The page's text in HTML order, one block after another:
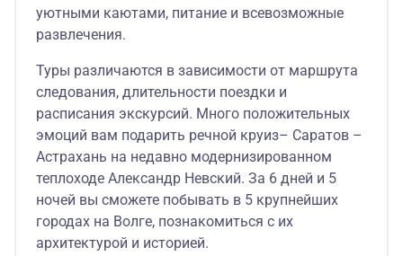
уютными каютами, питание и всевозможные
развлечения.
Туры различаются в зависимости от маршрута
следования, длительности поездки и
расписания экскурсий. Много положительных
эмоций вам подарить речной круиз– Саратов –
Астрахань на недавно модернизированном
теплоходе Александр Невский. За 6 дней и 5
ночей вы сможете побывать в 5 крупнейших
городах на Волге, познакомиться с их
архитектурой и историей.